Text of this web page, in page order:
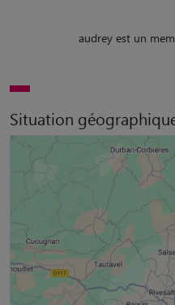
audrey est un
Situation